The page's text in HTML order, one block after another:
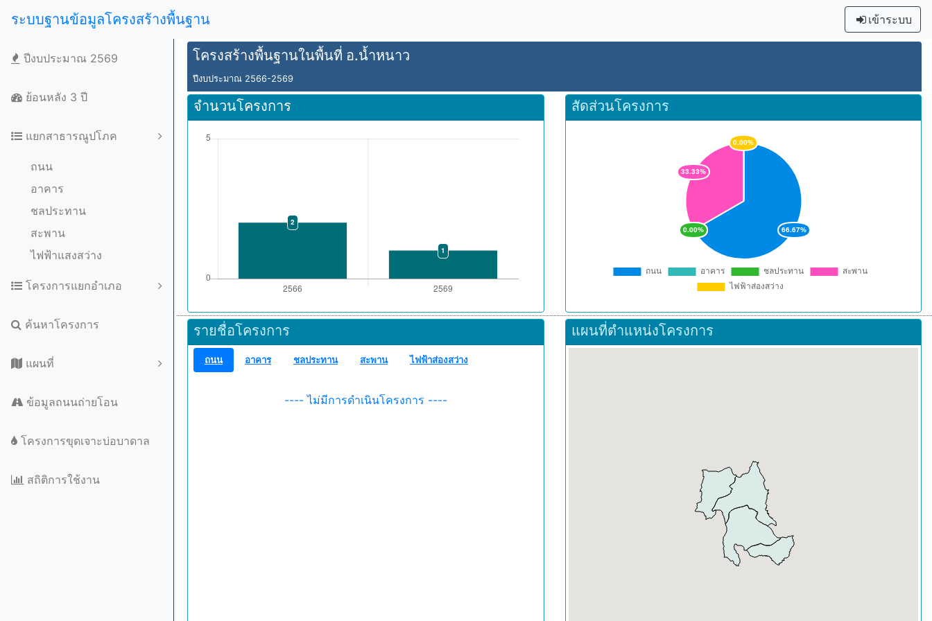
ระบบฐานข้อมูลโครงสร้างพื้นฐาน
ปีงบประมาณ 2569
ย้อนหลัง 3 ปี
แยกสาธารณูปโภค
ถนน
อาคาร
ชลประทาน
สะพาน
ไฟฟ้าแสงสว่าง
โครงการแยกอำเภอ
ค้นหาโครงการ
แผนที่
ข้อมูลถนนถ่ายโอน
โครงการขุดเจาะบ่อบาดาล
สถิติการใช้งาน
เข้าระบบ
โครงสร้างพื้นฐานในพื้นที่ อ.น้ำหนาว
ปีงบประมาณ 2566-2569
จำนวนโครงการ สัดส่วนโครงการ
รายชื่อโครงการ
ถนน อาคาร ชลประทาน สะพาน ไฟฟ้าส่องสว่าง
---- ไม่มีการดำเนินโครงการ ----
แผนที่ตำแหน่งโครงการ